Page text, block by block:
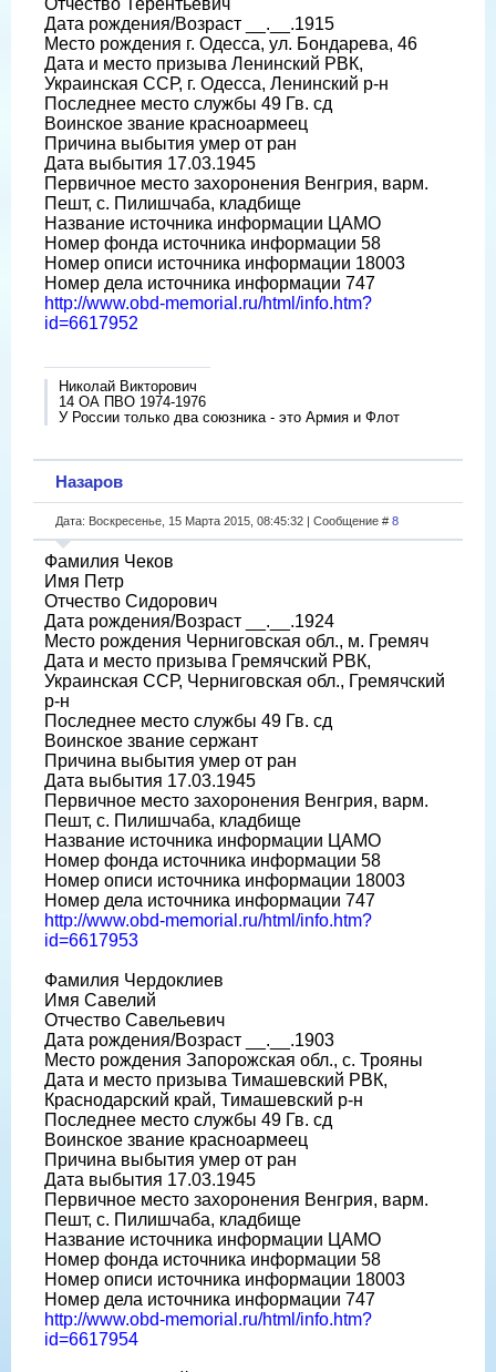
Отчество Терентьевич
Дата рождения/Возраст __.__.1915
Место рождения г. Одесса, ул. Бондарева, 46
Дата и место призыва Ленинский РВК,
Украинская ССР, г. Одесса, Ленинский р-н
Последнее место службы 49 Гв. сд
Воинское звание красноармеец
Причина выбытия умер от ран
Дата выбытия 17.03.1945
Первичное место захоронения Венгрия, варм.
Пешт, с. Пилишчаба, кладбище
Название источника информации ЦАМО
Номер фонда источника информации 58
Номер описи источника информации 18003
Номер дела источника информации 747
http://www.obd-memorial.ru/html/info.htm?
id=6617952
Николай Викторович
14 ОА ПВО 1974-1976
У России только два союзника - это Армия и Флот
Назаров
Дата: Воскресенье, 15 Марта 2015, 08:45:32 | Сообщение # 8
Фамилия Чеков
Имя Петр
Отчество Сидорович
Дата рождения/Возраст __.__.1924
Место рождения Черниговская обл., м. Гремяч
Дата и место призыва Гремячский РВК,
Украинская ССР, Черниговская обл., Гремячский
р-н
Последнее место службы 49 Гв. сд
Воинское звание сержант
Причина выбытия умер от ран
Дата выбытия 17.03.1945
Первичное место захоронения Венгрия, варм.
Пешт, с. Пилишчаба, кладбище
Название источника информации ЦАМО
Номер фонда источника информации 58
Номер описи источника информации 18003
Номер дела источника информации 747
http://www.obd-memorial.ru/html/info.htm?
id=6617953
Фамилия Чердоклиев
Имя Савелий
Отчество Савельевич
Дата рождения/Возраст __.__.1903
Место рождения Запорожская обл., с. Трояны
Дата и место призыва Тимашевский РВК,
Краснодарский край, Тимашевский р-н
Последнее место службы 49 Гв. сд
Воинское звание красноармеец
Причина выбытия умер от ран
Дата выбытия 17.03.1945
Первичное место захоронения Венгрия, варм.
Пешт, с. Пилишчаба, кладбище
Название источника информации ЦАМО
Номер фонда источника информации 58
Номер описи источника информации 18003
Номер дела источника информации 747
http://www.obd-memorial.ru/html/info.htm?
id=6617954